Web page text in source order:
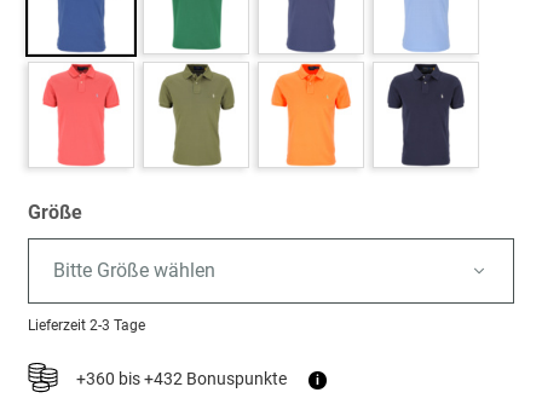
Größe
Bitte Größe wählen
Lieferzeit 2-3 Tage
+360 bis +432 Bonuspunkte i